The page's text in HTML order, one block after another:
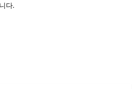
다.